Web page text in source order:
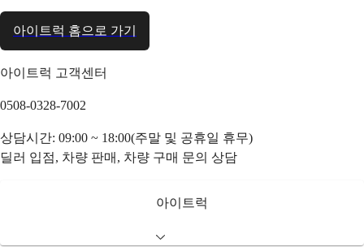
아이트럭 홈으로 가기
아이트럭 고객센터
0508-0328-7002
상담시간: 09:00 ~ 18:00(주말 및 공휴일 휴무)
딜러 입점, 차량 판매, 차량 구매 문의 상담
아이트럭